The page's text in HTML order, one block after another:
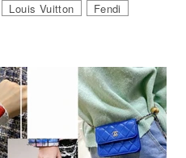
Louis Vuitton
Fendi